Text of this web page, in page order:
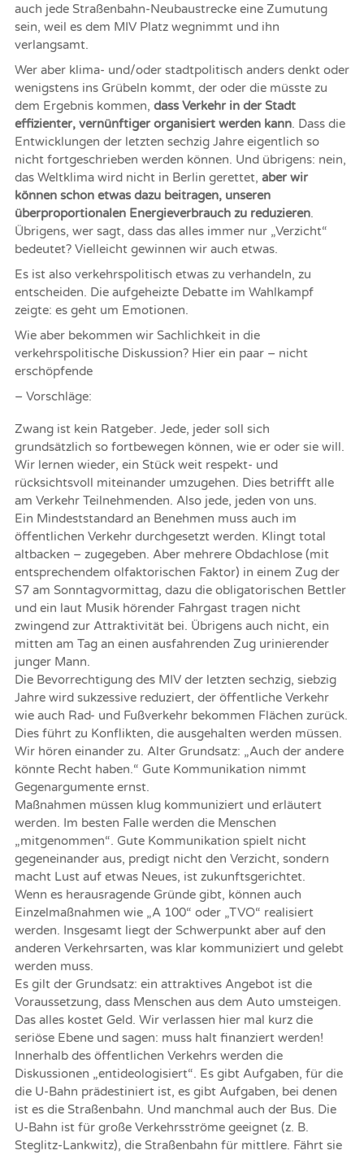
auch jede Straßenbahn-Neubaustrecke eine Zumutung
sein, weil es dem MIV Platz wegnimmt und ihn
verlangsamt.
Wer aber klima- und/oder stadtpolitisch anders denkt oder
wenigstens ins Grübeln kommt, der oder die müsste zu
dem Ergebnis kommen, dass Verkehr in der Stadt
effizienter, vernünftiger organisiert werden kann. Dass die
Entwicklungen der letzten sechzig Jahre eigentlich so
nicht fortgeschrieben werden können. Und übrigens: nein,
das Weltklima wird nicht in Berlin gerettet, aber wir
können schon etwas dazu beitragen, unseren
überproportionalen Energieverbrauch zu reduzieren.
Übrigens, wer sagt, dass das alles immer nur „Verzicht“
bedeutet? Vielleicht gewinnen wir auch etwas.
Es ist also verkehrspolitisch etwas zu verhandeln, zu
entscheiden. Die aufgeheizte Debatte im Wahlkampf
zeigte: es geht um Emotionen.
Wie aber bekommen wir Sachlichkeit in die
verkehrspolitische Diskussion? Hier ein paar – nicht
erschöpfende
– Vorschläge:
Zwang ist kein Ratgeber. Jede, jeder soll sich
grundsätzlich so fortbewegen können, wie er oder sie will.
Wir lernen wieder, ein Stück weit respekt- und
rücksichtsvoll miteinander umzugehen. Dies betrifft alle
am Verkehr Teilnehmenden. Also jede, jeden von uns.
Ein Mindeststandard an Benehmen muss auch im
öffentlichen Verkehr durchgesetzt werden. Klingt total
altbacken – zugegeben. Aber mehrere Obdachlose (mit
entsprechendem olfaktorischen Faktor) in einem Zug der
S7 am Sonntagvormittag, dazu die obligatorischen Bettler
und ein laut Musik hörender Fahrgast tragen nicht
zwingend zur Attraktivität bei. Übrigens auch nicht, ein
mitten am Tag an einen ausfahrenden Zug urinierender
junger Mann.
Die Bevorrechtigung des MIV der letzten sechzig, siebzig
Jahre wird sukzessive reduziert, der öffentliche Verkehr
wie auch Rad- und Fußverkehr bekommen Flächen zurück.
Dies führt zu Konflikten, die ausgehalten werden müssen.
Wir hören einander zu. Alter Grundsatz: „Auch der andere
könnte Recht haben.“ Gute Kommunikation nimmt
Gegenargumente ernst.
Maßnahmen müssen klug kommuniziert und erläutert
werden. Im besten Falle werden die Menschen
„mitgenommen“. Gute Kommunikation spielt nicht
gegeneinander aus, predigt nicht den Verzicht, sondern
macht Lust auf etwas Neues, ist zukunftsgerichtet.
Wenn es herausragende Gründe gibt, können auch
Einzelmaßnahmen wie „A 100“ oder „TVO“ realisiert
werden. Insgesamt liegt der Schwerpunkt aber auf den
anderen Verkehrsarten, was klar kommuniziert und gelebt
werden muss.
Es gilt der Grundsatz: ein attraktives Angebot ist die
Voraussetzung, dass Menschen aus dem Auto umsteigen.
Das alles kostet Geld. Wir verlassen hier mal kurz die
seriöse Ebene und sagen: muss halt finanziert werden!
Innerhalb des öffentlichen Verkehrs werden die
Diskussionen „entideologisiert“. Es gibt Aufgaben, für die
die U-Bahn prädestiniert ist, es gibt Aufgaben, bei denen
ist es die Straßenbahn. Und manchmal auch der Bus. Die
U-Bahn ist für große Verkehrsströme geeignet (z. B.
Steglitz-Lankwitz), die Straßenbahn für mittlere. Fährt sie